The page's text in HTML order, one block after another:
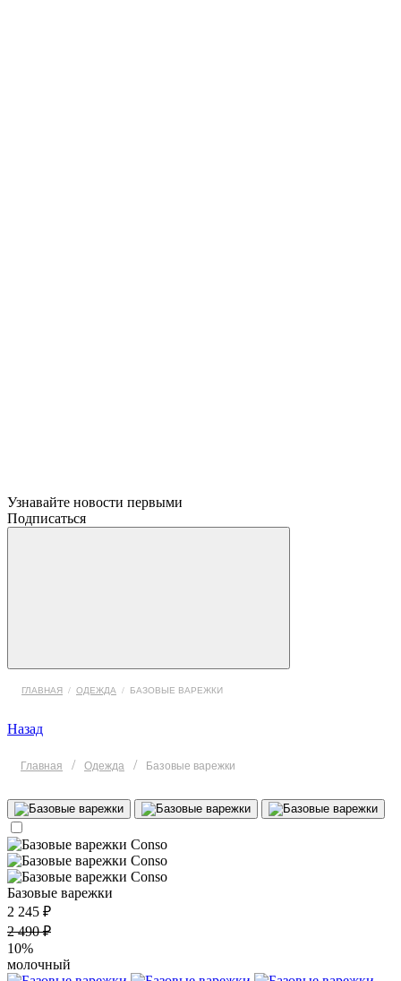
Узнавайте новости первыми
Подписаться
ГЛАВНАЯ / ОДЕЖДА / БАЗОВЫЕ ВАРЕЖКИ
Назад
Главная / Одежда / Базовые варежки
Базовые варежки
2 245 ₽
2 490 ₽
10%
молочный